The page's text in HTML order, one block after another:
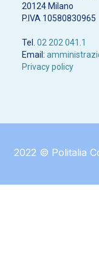
20124 Milano
P.IVA 10580830965
Tel. 02 202 041.1
Email:
Privacy policy
2022 © Politalia